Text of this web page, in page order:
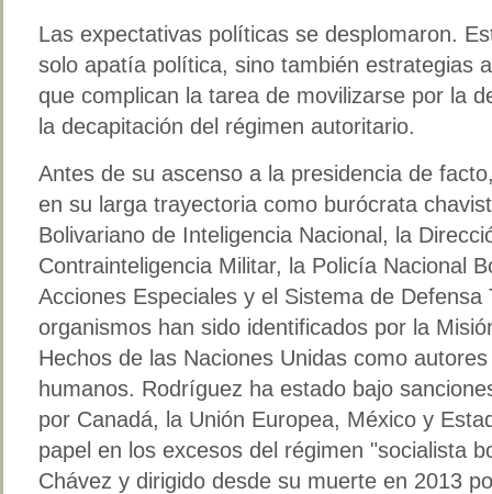
Las expectativas políticas se desplomaron.
solo apatía política, sino también estrategias
que complican la tarea de movilizarse por la
la decapitación del régimen autoritario.
Antes de su ascenso a la presidencia de
en su larga trayectoria como burócrata
Bolivariano de Inteligencia Nacional, la
Contrainteligencia Militar, la Policía Nacional
Acciones Especiales y el Sistema de Defensa
organismos han sido identificados por la
Hechos de las Naciones Unidas como
humanos. Rodríguez ha estado bajo
por Canadá, la Unión Europea, México y
papel en los excesos del régimen "socialista
Chávez y dirigido desde su muerte en 2013